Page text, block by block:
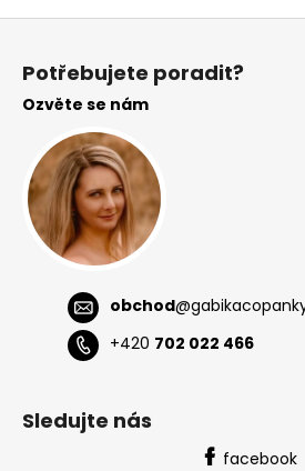
Z
Potřebujete poradit?
Ozvěte se nám
obchod@
+420 702 022 466
Sledujte nás
facebook